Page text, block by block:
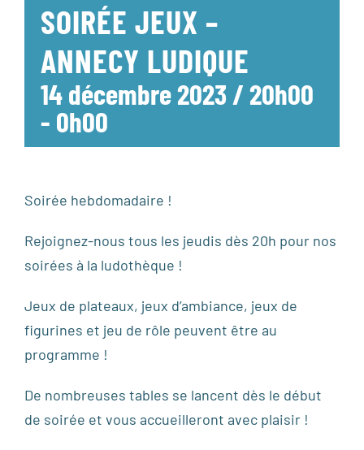
SOIRÉE JEUX –
ANNECY LUDIQUE
14 décembre 2023 / 20h00
- 0h00
Soirée hebdomadaire !
Rejoignez-nous tous les jeudis dès 20h pour nos
soirées à la ludothèque !
Jeux de plateaux, jeux d’ambiance, jeux de
figurines et jeu de rôle peuvent être au
programme !
De nombreuses tables se lancent dès le début
de soirée et vous accueilleront avec plaisir !